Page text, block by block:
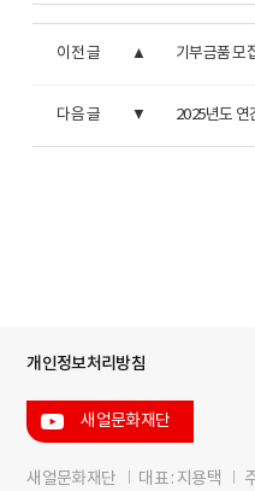
이전 글 기부금품 모
다음 글 2025년도 연
개인정보처리방침
새얼문화재단
새얼문화재단 대표 : 지용택